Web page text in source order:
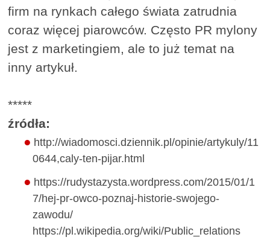
firm na rynkach całego świata zatrudnia
coraz więcej piarowców. Często PR mylony
jest z marketingiem, ale to już temat na
inny artykuł.
*****
źródła:
http://wiadomosci.dziennik.pl/opinie/artykuly/11
0644,caly-ten-pijar.html
https://rudystazysta.wordpress.com/2015/01/1
7/hej-pr-owco-poznaj-historie-swojego-
zawodu/
https://pl.wikipedia.org/wiki/Public_relations